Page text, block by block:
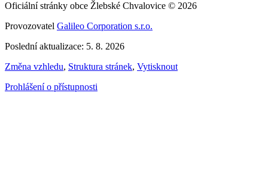
Oficiální stránky obce Žlebské Chvalovice © 2026
Provozovatel Galileo Corporation s.r.o.
Poslední aktualizace: 5. 8. 2026
Změna vzhledu, Struktura stránek, Vytisknout
Prohlášení o přístupnosti